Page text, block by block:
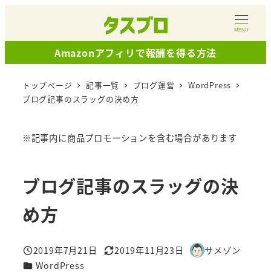
コ
MENU
Amazonアフィリで報酬を得る方法
トップページ 記事一覧 ブログ運営
WordPress
ブログ記事のスラッグの決め方
※記事内に商品プロモーションを含む場合があります
ブログ記事のスラッグの決
め方
投稿日
2019年7月21日
更新日
2019年11月23日
著
サメゾン
カテゴリー
WordPress